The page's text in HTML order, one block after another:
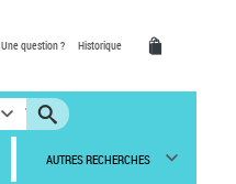
Une question ? Historique
AUTRES RECHERCHES